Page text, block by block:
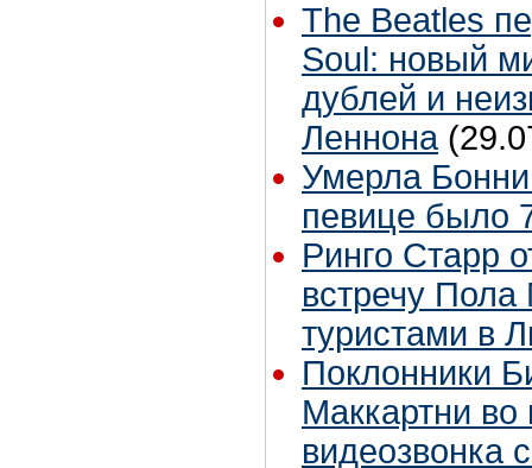
The Beatles
Soul: новый
дублей и
Леннона
Умерла
певице было
Ринго Старр
встречу Пола
туристами в
Поклонники
Маккартни во
видеозвонка